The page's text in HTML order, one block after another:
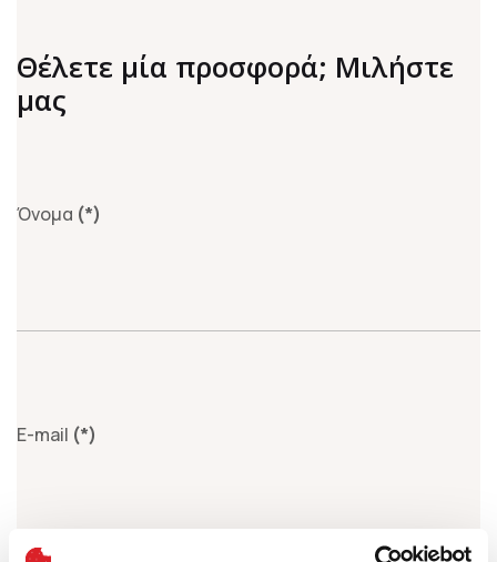
Θέλετε μία προσφορά; Μιλήστε
μας
Όνομα (*)
E-mail (*)